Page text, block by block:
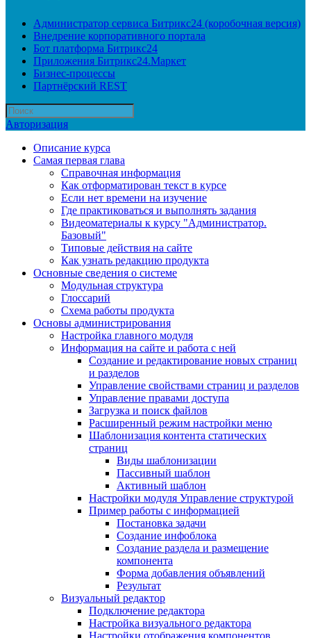
Администратор сервиса Битрикс24 (коробочная версия)
Внедрение корпоративного портала
Бот платформа Битрикс24
Приложения Битрикс24.Маркет
Бизнес-процессы
Партнёрский REST
Авторизация
Описание курса
Самая первая глава
Справочная информация
Как отформатирован текст в курсе
Если нет времени на изучение
Где практиковаться и выполнять задания
Видеоматериалы к курсу "Администратор.
Базовый"
Типовые действия на сайте
Как узнать редакцию продукта
Основные сведения о системе
Модульная структура
Глоссарий
Схема работы продукта
Основы администрирования
Настройка главного модуля
Информация на сайте и работа с ней
Создание и редактирование новых страниц
и разделов
Управление свойствами страниц и разделов
Управление правами доступа
Загрузка и поиск файлов
Расширенный режим настройки меню
Шаблонизация контента статических
страниц
Виды шаблонизации
Пассивный шаблон
Активный шаблон
Настройки модуля Управление структурой
Пример работы с информацией
Постановка задачи
Создание инфоблока
Создание раздела и размещение
компонента
Форма добавления объявлений
Результат
Визуальный редактор
Подключение редактора
Настройка визуального редактора
Настройки отображения компонентов